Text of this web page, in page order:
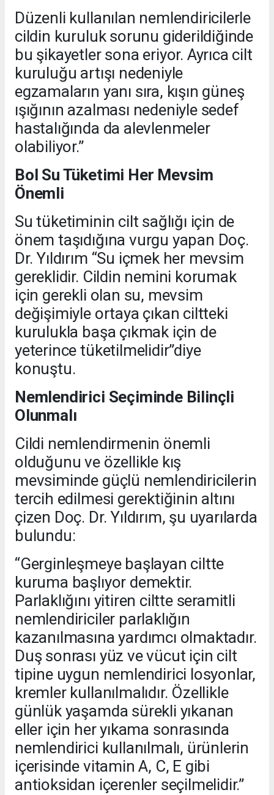
Düzenli kullanılan nemlendiricilerle
cildin kuruluk sorunu giderildiğinde
bu şikayetler sona eriyor. Ayrıca cilt
kuruluğu artışı nedeniyle
egzamaların yanı sıra, kışın güneş
ışığının azalması nedeniyle sedef
hastalığında da alevlenmeler
olabiliyor.”
Bol Su Tüketimi Her Mevsim
Önemli
Su tüketiminin cilt sağlığı için de
önem taşıdığına vurgu yapan Doç.
Dr. Yıldırım “Su içmek her mevsim
gereklidir. Cildin nemini korumak
için gerekli olan su, mevsim
değişimiyle ortaya çıkan ciltteki
kurulukla başa çıkmak için de
yeterince tüketilmelidir”diye
konuştu.
Nemlendirici Seçiminde Bilinçli
Olunmalı
Cildi nemlendirmenin önemli
olduğunu ve özellikle kış
mevsiminde güçlü nemlendiricilerin
tercih edilmesi gerektiğinin altını
çizen Doç. Dr. Yıldırım, şu uyarılarda
bulundu:
“Gerginleşmeye başlayan ciltte
kuruma başlıyor demektir.
Parlaklığını yitiren ciltte seramitli
nemlendiriciler parlaklığın
kazanılmasına yardımcı olmaktadır.
Duş sonrası yüz ve vücut için cilt
tipine uygun nemlendirici losyonlar,
kremler kullanılmalıdır. Özellikle
günlük yaşamda sürekli yıkanan
eller için her yıkama sonrasında
nemlendirici kullanılmalı, ürünlerin
içerisinde vitamin A, C, E gibi
antioksidan içerenler seçilmelidir.”